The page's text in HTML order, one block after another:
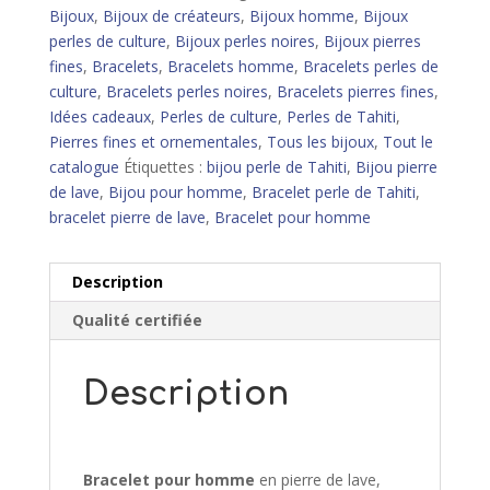
lave,
obsidienne,
perle
de
Tahiti
gravée
-
M
Bijoux, Bijoux de créateurs, Bijoux homme, Bijoux
perles de culture, Bijoux perles noires, Bijoux pierres
fines, Bracelets, Bracelets homme, Bracelets perles de
culture, Bracelets perles noires, Bracelets pierres fines,
Idées cadeaux, Perles de culture, Perles de Tahiti,
Pierres fines et ornementales, Tous les bijoux, Tout le
catalogue Étiquettes : bijou perle de Tahiti, Bijou pierre
de lave, Bijou pour homme, Bracelet perle de Tahiti,
bracelet pierre de lave, Bracelet pour homme
Description
Qualité certifiée
Description
Bracelet pour homme en pierre de lave,